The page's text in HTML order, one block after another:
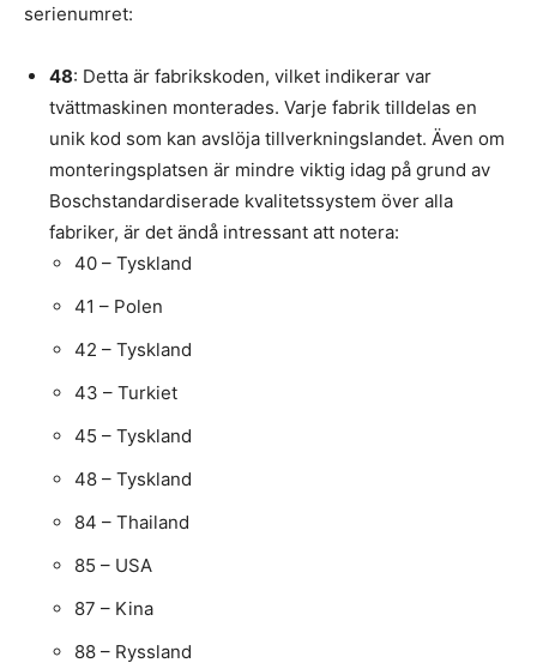
serienumret:
48: Detta är fabrikskoden, vilket indikerar var
tvättmaskinen monterades. Varje fabrik tilldelas en
unik kod som kan avslöja tillverkningslandet. Även om
monteringsplatsen är mindre viktig idag på grund av
Boschstandardiserade kvalitetssystem över alla
fabriker, är det ändå intressant att notera:
40 – Tyskland
41 – Polen
42 – Tyskland
43 – Turkiet
45 – Tyskland
48 – Tyskland
84 – Thailand
85 – USA
87 – Kina
88 – Ryssland